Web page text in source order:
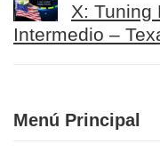
X: Tuning
Intermedio –
Menú Principal